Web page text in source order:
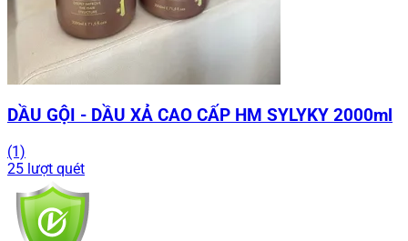
DẦU GỘI - DẦU XẢ CAO CẤP HM SYLYKY 2000ml
(1)
25 lượt quét